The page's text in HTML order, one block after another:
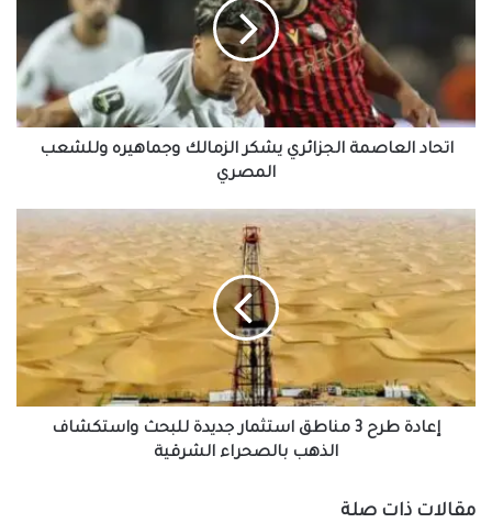
وجماهيره
وللشعب
المصري
اتحاد العاصمة الجزائري يشكر الزمالك وجماهيره وللشعب
المصري
إعادة
طرح
3
مناطق
استثمار
للبحث
واستكشاف
الذهب
بالصحراء
إعادة طرح 3 مناطق استثمار جديدة للبحث واستكشاف
الذهب بالصحراء الشرقية
مقالات ذات صلة